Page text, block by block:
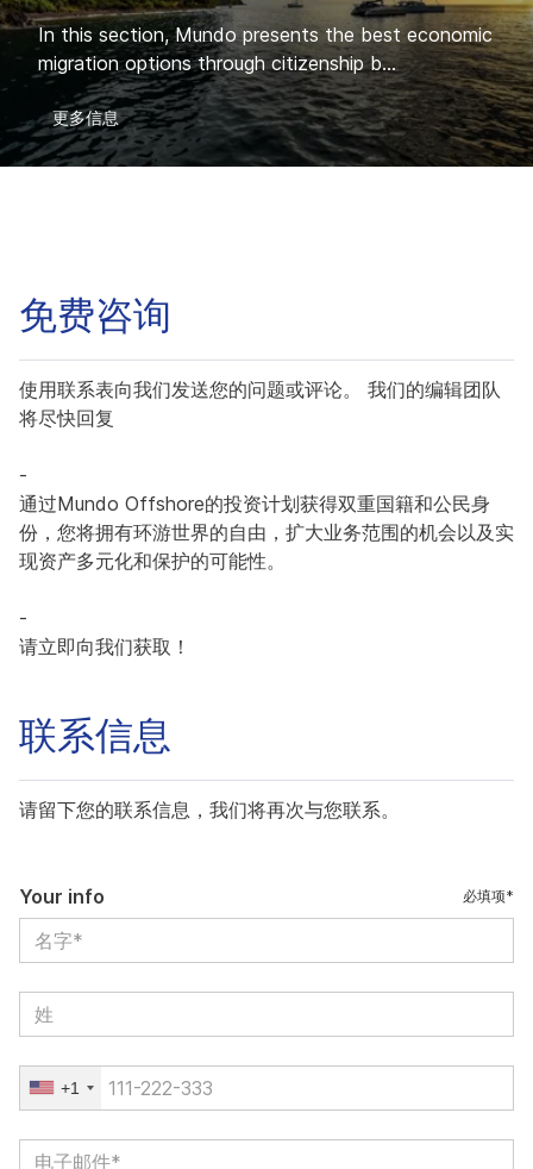
In this section, Mundo presents the best economic
migration options through citizenship b...
更多信息
免费咨询
使用联系表向我们发送您的问题或评论。 我们的编辑团队
将尽快回复
-
通过Mundo Offshore的投资计划获得双重国籍和公民身
份，您将拥有环游世界的自由，扩大业务范围的机会以及实
现资产多元化和保护的可能性。
-
请立即向我们获取！
联系信息
请留下您的联系信息，我们将再次与您联系。
Your info 必填项*
+1